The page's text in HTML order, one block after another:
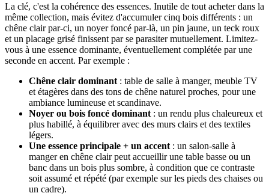
La clé, c'est la cohérence des essences. Inutile de tout acheter dans la
même collection, mais évitez d'accumuler cinq bois différents : un
chêne clair par-ci, un noyer foncé par-là, un pin jaune, un teck roux
et un placage grisé finissent par se parasiter mutuellement. Limitez-
vous à une essence dominante, éventuellement complétée par une
seconde en accent. Par exemple :
Chêne clair dominant : table de salle à manger, meuble TV
et étagères dans des tons de chêne naturel proches, pour une
ambiance lumineuse et scandinave.
Noyer ou bois foncé dominant : un rendu plus chaleureux et
plus habillé, à équilibrer avec des murs clairs et des textiles
légers.
Une essence principale + un accent : un salon-salle à
manger en chêne clair peut accueillir une table basse ou un
banc dans un bois plus sombre, à condition que ce contraste
soit assumé et répété (par exemple sur les pieds des chaises ou
un cadre).